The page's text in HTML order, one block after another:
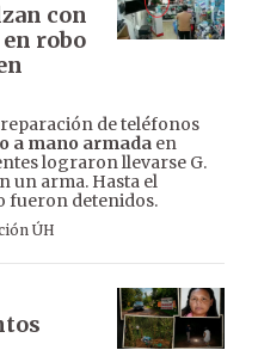
con
robo
de teléfonos
a mano armada en
lograron llevarse G.
un arma. Hasta el
fueron detenidos.
ÚH